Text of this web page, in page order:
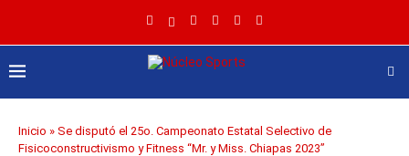
Inicio » Se disputó el 25o. Campeonato Estatal Selectivo de
Fisicoconstructivismo y Fitness “Mr. y Miss. Chiapas 2023”